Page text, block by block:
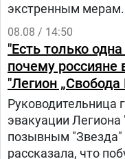
экстренным мерам.
08.08 / 14:50
"Есть только
почему
"Легион „Свобода
Руководительница
эвакуации Легиона
позывным "Звезда"
рассказала, что